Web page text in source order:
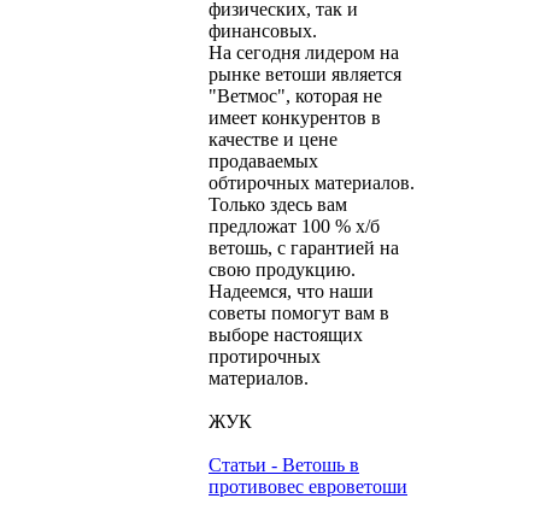
физических, так и
финансовых.
На сегодня лидером на
рынке ветоши является
"Ветмос", которая не
имеет конкурентов в
качестве и цене
продаваемых
обтирочных материалов.
Только здесь вам
предложат 100 % х/б
ветошь, с гарантией на
свою продукцию.
Надеемся, что наши
советы помогут вам в
выборе настоящих
протирочных
материалов.
ЖУК
Статьи - Ветошь в
противовес евроветоши